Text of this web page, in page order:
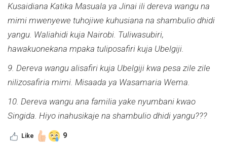
Kusaidiana Katika Masuala ya Jinai ili dereva wangu na
mimi mwenyewe tuhojiwe kuhusiana na shambulio dhidi
yangu. Waliahidi kuja Nairobi. Tuliwasubiri,
hawakuonekana mpaka tuliposafiri kuja Ubelgiji.
9. Dereva wangu alisafiri kuja Ubelgiji kwa pesa zile zile
nilizosafiria mimi. Misaada ya Wasamaria Wema.
10. Dereva wangu ana familia yake nyumbani kwao
Singida. Hiyo inahusikaje na shambulio dhidi yangu???
Like 9